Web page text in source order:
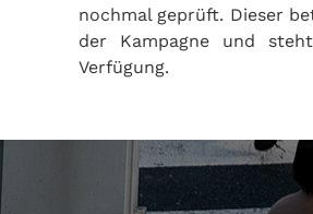
nochmal geprüft. Dieser
der Kampagne und
Verfügung.